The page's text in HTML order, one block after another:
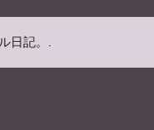
日記。.